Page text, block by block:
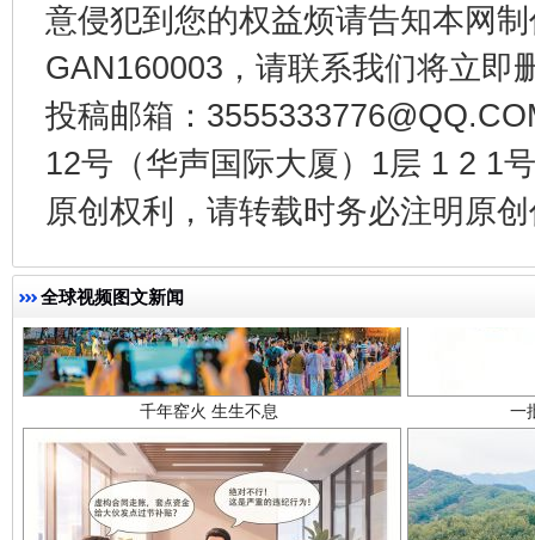
意侵犯到您的权益烦请告知本网
GAN160003，请联系我们将立即
投稿邮箱：
12号（华声国际大厦）1层 1 2 1
原创权利，请转载时务必注明原
全球视频图文新闻